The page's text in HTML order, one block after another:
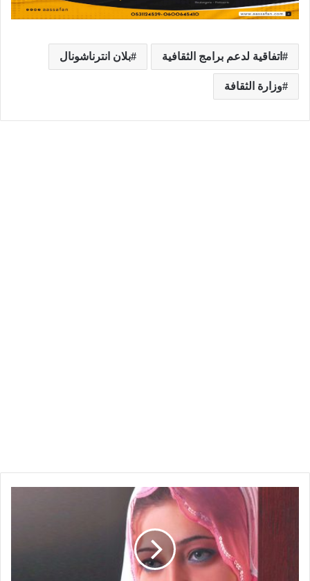
اتفاقية لدعم برامج الثقافية بلان انترناشونال
وزارة الثقافة